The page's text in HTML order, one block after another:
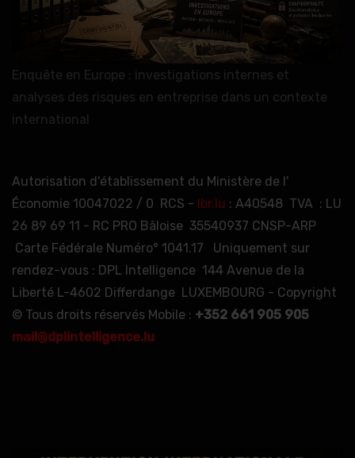
Enquête en Europe : investigations internes et
analyses des risques en entreprise dans un contexte
international
Autorisation d'établissement du Ministère de l'
Économie 10047022 / 0 RCS - lbr.lu : A40548 TVA : LU
26 89 69 11 - RC PRO Bâloise 35540937 CNSP-ARP
Carte Fédérale Numéro° 1041.17 Uniquement sur
rendez-vous : DPL Intelligence 144 Avenue de la
Liberté L-4602 Differdange LUXEMBOURG - Copyright
© Tous droits réservés Mobile : +352 661 905 905
mail@dplintelligence.lu